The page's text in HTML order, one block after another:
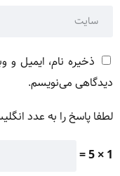
ذخیره نام، ایمیل و
دیدگاهی می‌نویسم.
لطفا پاسخ را به عدد
1 × 5 =